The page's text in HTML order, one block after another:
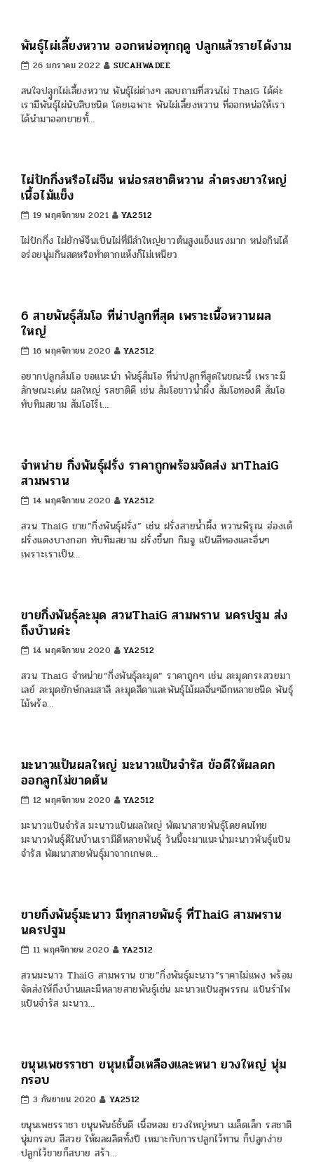
สินค้าทังหมด
ThaiG ไทยเซ็นทรัลการ์เด้น
ศูนย์ขายกิ่งพันธุ์ไม้ออนไลน์ ตรงตามสายพันธุ์ที่คุณต้องการ
08.00-17.00น.สำหรับลูกค้าที่ต้องการรับต้นไม้ที่ สวนThaiGอู่ทอง
ที่ตั้ง 160 บ้านบ่อคู่ อู่ทอง สุพรรณบุรี ให้สั่งล่วงหน้า 3-5วัน
โทร.089-1710545 ID Line:@sukanyathaig โทร.081-
Line:manow98
พันธุ์ไผ่เลี้ยงหวาน ออกหน่อทุกฤดู ปลูกแล้วรายได้งาม
26 มกราคม 2022 SUCAHWADEE
สนใจปลุูกไผ่เลี้ยงหวาน พันธุ์ไผ่ต่างๆ สอบถามที่สวนไผ่ ThaiG ได้ค่ะ
ไผ่ปักกิ่งหรือไผ่จีน หน่อรสชาติหวาน ลำตรงยาวใหญ่
19 พฤศจิกายน 2021 YA2512
ไผ่ปักกิ่ง ไผ่ยักษ์จีนเป็นไผ่ที่มีลำใหญ่ยาวต้นสูงแข็งแรงมาก หน่อกินได้
6 สายพันธุ์ส้มโอ ที่น่าปลูกที่สุด เพราะเนื้อหวานผล
ใหญ่
16 พฤศจิกายน 2020 YA2512
อยากปลูกส้มโอ ขอแนะนำ พันธุ์ส้มโอ ที่น่าปลูกที่สุดในขณะนี้ เพราะมี
ลักษณะเด่น ผลใหญ่ รสชาติดี เช่น ส้มโอขาวน้ำผึ้ง ส้มโอทองดี ส้มโอ
จำหน่าย กิ่งพันธุ์ฝรั่ง ราคาถูกพร้อมจัดส่ง มาThaiG
สามพราน
14 พฤศจิกายน 2020 YA2512
สวน ThaiG ขาย”กิ่งพันธุ์ฝรั่ง” เช่น ฝรั่งสายน้ำผึ้ง หวานพิรุณ ฮ่องเต้
ฝรั่งแดงบางกอก ทับทิมสยาม ฝรั่งขี้นก กิมจู แป้นสีทองและอื่นๆ
ขายกิ่งพันธุ์ละมุด สวนThaiG สามพราน นครปฐม ส่ง
ถึงบ้านค่ะ
14 พฤศจิกายน 2020 YA2512
สวน ThaiG จำหน่าย”กิ่งพันธุ์ละมุด” ราคาถูกๆ เช่น ละมุดกระสวยมา
เลย์ ละมุดยักษ์กลมสาลี ละมุดสีดาและพันธุ์ไม้ผลอื่นๆอีกหลายชนิด พันธุ์
มะนาวแป้นผลใหญ่ มะนาวแป้นจำรัส ข้อดีให้ผลดก
ออกลูกไม่ขาดต้น
12 พฤศจิกายน 2020 YA2512
มะนาวแป้นจำรัส มะนาวแป้นผลใหญ่ พัฒนาสายพันธุ์โดยคนไทย